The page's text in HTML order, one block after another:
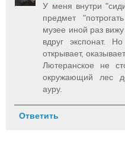
У меня внутри
предмет
музее иной раз
вдруг экспонат.
открывает,
Лютеранское не
окружающий лес
ауру.
Ответить